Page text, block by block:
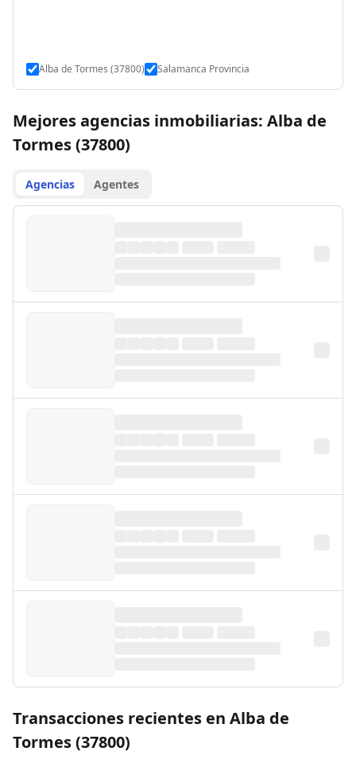
Alba de Tormes (37800) Salamanca Provincia
Mejores agencias inmobiliarias: Alba de
Tormes (37800)
Agencias Agentes
Transacciones recientes en Alba de
Tormes (37800)